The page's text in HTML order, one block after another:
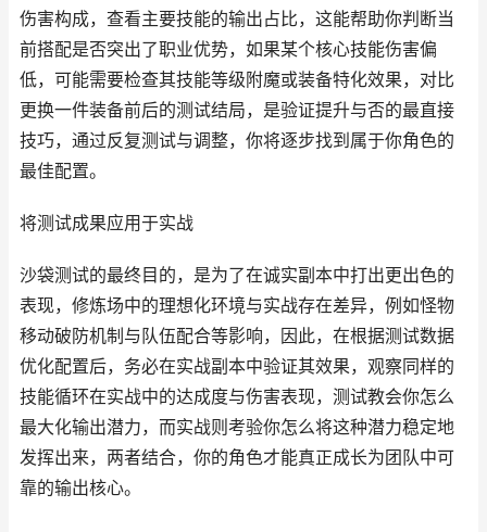
伤害构成，查看主要技能的输出占比，这能帮助你判断当
前搭配是否突出了职业优势，如果某个核心技能伤害偏
低，可能需要检查其技能等级附魔或装备特化效果，对比
更换一件装备前后的测试结局，是验证提升与否的最直接
技巧，通过反复测试与调整，你将逐步找到属于你角色的
最佳配置。
将测试成果应用于实战
沙袋测试的最终目的，是为了在诚实副本中打出更出色的
表现，修炼场中的理想化环境与实战存在差异，例如怪物
移动破防机制与队伍配合等影响，因此，在根据测试数据
优化配置后，务必在实战副本中验证其效果，观察同样的
技能循环在实战中的达成度与伤害表现，测试教会你怎么
最大化输出潜力，而实战则考验你怎么将这种潜力稳定地
发挥出来，两者结合，你的角色才能真正成长为团队中可
靠的输出核心。